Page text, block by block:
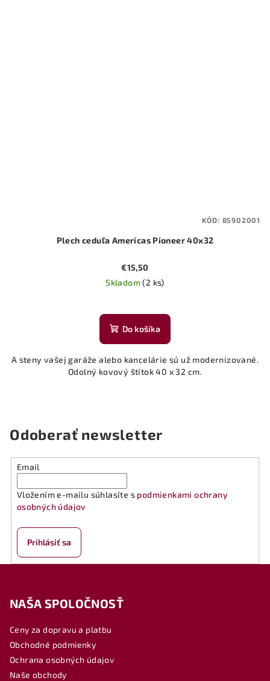
Plech ceduľa Americas Pioneer 40x32
€15,50
Skladom(2 ks)
Do košíka
A steny vašej garáže alebo kancelárie sú už modernizované.
Odolný kovový štítok 40 x 32 cm.
KÓD: 85902001
Odoberať newsletter
Email
Vložením e-mailu súhlasíte s podmienkami ochrany
osobných údajov
Prihlásiť sa
NAŠA SPOLOČNOSŤ
Ceny za dopravu a platbu
Obchodné podmienky
Ochrana osobných údajov
Naše obchody